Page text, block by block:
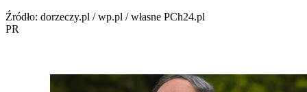
Źródło: dorzeczy.pl / wp.pl / własne PCh24.pl
PR